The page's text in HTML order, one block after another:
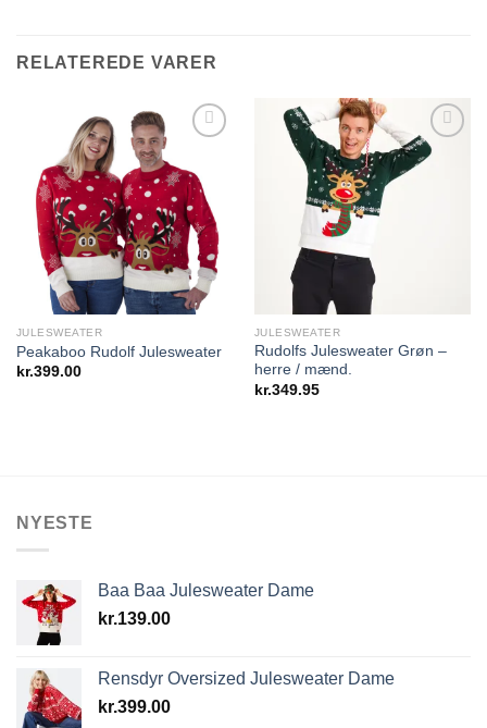
RELATEREDE VARER
Add to
Wishlist
JULESWEATER
Peakaboo Rudolf Julesweater
kr.399.00
JULESWEATER
Rudolfs Julesweater Grøn –
herre / mænd.
kr.349.95
NYESTE
Baa Baa Julesweater Dame
kr.139.00
Rensdyr Oversized Julesweater Dame
kr.399.00